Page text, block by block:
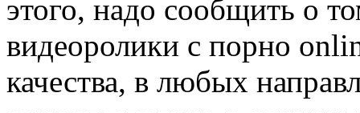
этого, надо сообщить о
видеоролики с порно
качества, в любых